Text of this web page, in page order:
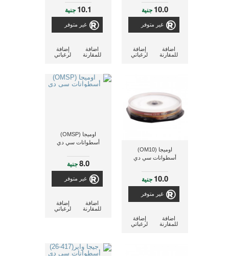
10.0 جنية
غير متوفر
إضافة
لرغباتي
اضافة
للمقارنة
10.1 جنية
غير متوفر
إضافة
لرغباتي
اضافة
للمقارنة
اوميجا (OM10)
أسطوانات سي دي
10.0 جنية
غير متوفر
إضافة
لرغباتي
اضافة
للمقارنة
اوميجا (OMSP)
أسطوانات سي دي
8.0جنية
غير متوفر
إضافة
لرغباتي
اضافة
للمقارنة